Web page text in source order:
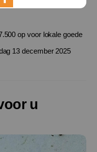
op voor lokale goede
13 december 2025
u